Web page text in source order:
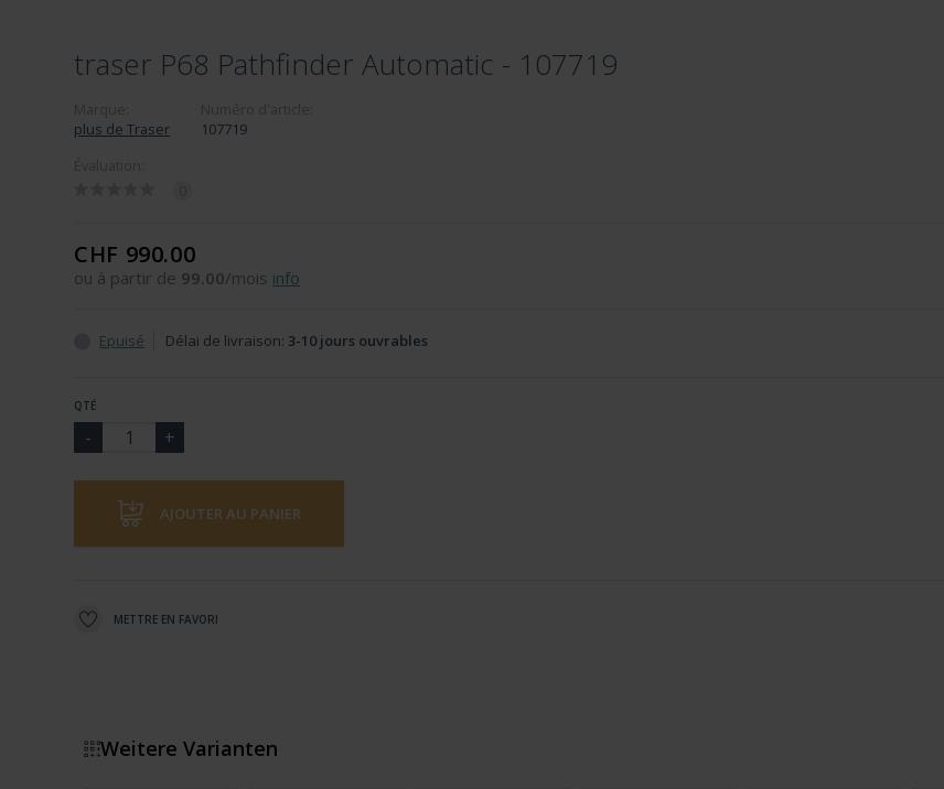
traser P68 Pathfinder Automatic - 107719
plus de Traser
107719
CHF 990.00
ou à partir de 99.00/mois info
Epuisé Délai de livraison: 3-10 jours ouvrables
QTÉ
AJOUTER AU PANIER
METTRE EN FAVORI
Weitere Varianten